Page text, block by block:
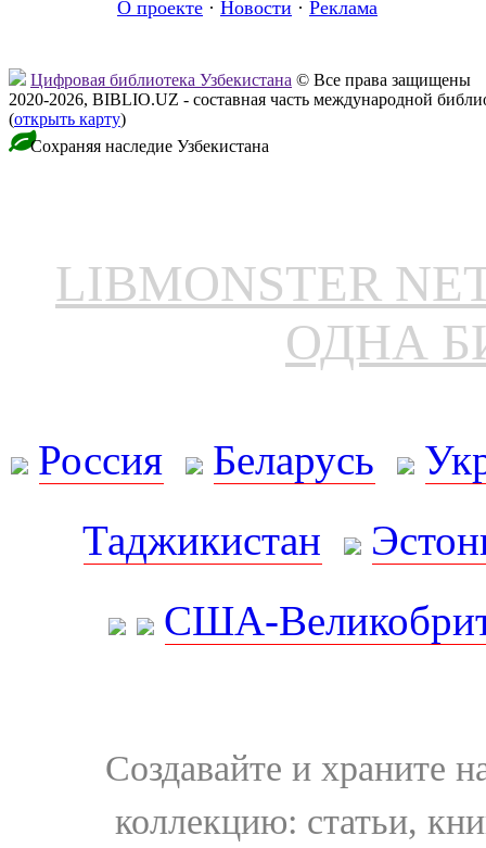
О проекте · Новости · Реклама
Цифровая библиотека Узбекистана © Все права защищены
2020-2026, BIBLIO.UZ - составная часть международной
(открыть карту)
Сохраняя наследие Узбекистана
LIBMONSTER
ОДНА
Россия Беларусь
Таджикистан
США-
Создавайте и храните
коллекцию: статьи,